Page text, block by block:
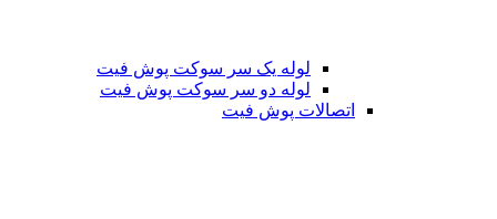
لوله یک سر سوکت پوش فیت
لوله دو سر سوکت پوش فیت
اتصالات پوش فیت